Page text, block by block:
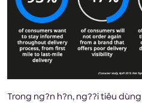
Trong ng?n h?n, ng??i tiêu